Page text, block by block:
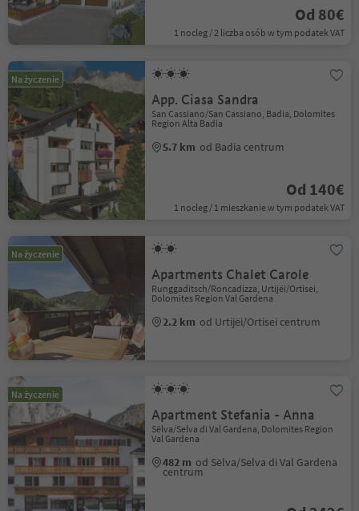
Od 80€
1 nocleg / 2 liczba osób w tym podatek VAT
Na życzenie
App. Ciasa Sandra
San Cassiano/San Cassiano, Badia, Dolomites
Region Alta Badia
5.7 km od Badia centrum
Od 140€
1 nocleg / 1 mieszkanie w tym podatek VAT
Na życzenie
Apartments Chalet Carole
Runggaditsch/Roncadizza, Urtijëi/Ortisei,
Dolomites Region Val Gardena
2.2 km od Urtijëi/Ortisei centrum
Na życzenie
Apartment Stefania - Anna
Sëlva/Selva di Val Gardena, Dolomites Region
Val Gardena
482 m od Sëlva/Selva di Val Gardena
centrum